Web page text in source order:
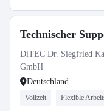
Technischer
DiTEC Dr. Siegfried
GmbH
Deutschland
Vollzeit Flexible